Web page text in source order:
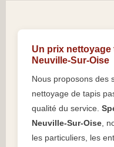
Un prix
Neuville-Sur-Oise
Nous proposons des
nettoyage de tapis
qualité du service.
Neuville-Sur-Oise,
les particuliers, les